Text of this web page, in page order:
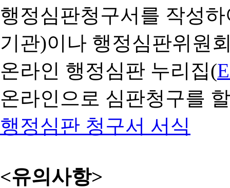
행정심판청구서를 작성
기관)이나 행정심판위원
온라인 행정심판 누리집(
온라인으로 심판청구를
행정심판 청구서 서식
<유의사항>